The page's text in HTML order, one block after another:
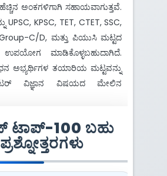
ಹೆಚ್ಚಿನ ಅಂಕಗಳಿಗಾಗಿ ಸಹಾಯವಾಗುತ್ತವೆ.
KPSC, TET, CTET, SSC,
Group-C/D, ಮತ್ತು ಪಿಯುಸಿ ಮಟ್ಟದ
ಉಪಯೋಗ ಮಾಡಿಕೊಳ್ಳಬಹುದಾಗಿದೆ.
ಅಭ್ಯರ್ಥಿಗಳ ತಯಾರಿಯ ಮಟ್ಟವನ್ನು
ವಿಜ್ಞಾನ ವಿಷಯದ ಮೇಲಿನ
ಟಾಪ್-100 ಬಹು